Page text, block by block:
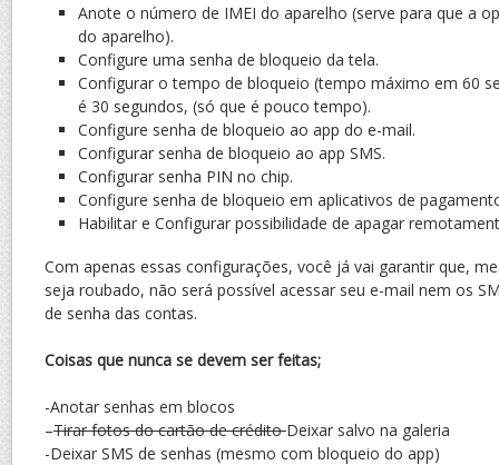
Anote o número de IMEI do aparelho (serve para que a
do aparelho).
Configure uma senha de bloqueio da tela.
Configurar o tempo de bloqueio (tempo máximo em 60
é 30 segundos, (só que é pouco tempo).
Configure senha de bloqueio ao app do e-mail.
Configurar senha de bloqueio ao app SMS.
Configurar senha PIN no chip.
Configure senha de bloqueio em aplicativos de
Habilitar e Configurar possibilidade de apagar
Com apenas essas configurações, você já vai garantir que,
seja roubado, não será possível acessar seu e-mail nem os
de senha das contas.
Coisas que nunca se devem ser feitas;
-Anotar senhas em blocos
–Tirar fotos do cartão de créditoDeixar salvo na galeria
-Deixar SMS de senhas (mesmo com bloqueio do app)